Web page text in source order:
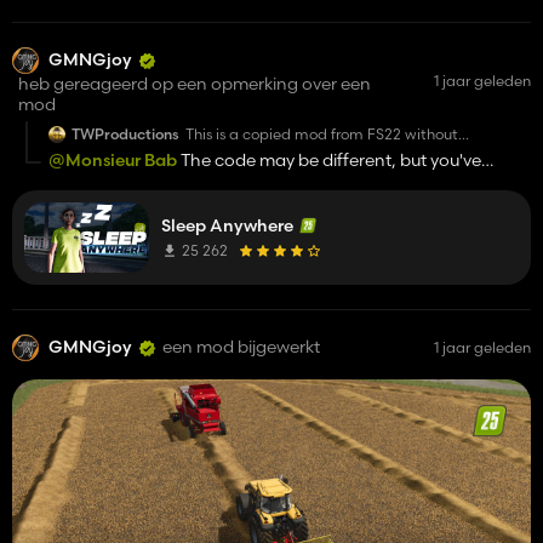
GMNGjoy
heb gereageerd op een opmerking over een
mod
1 jaar geleden
TWProductions This is a copied mod from FS22 without
permission. You have no rights to the original
modders code. Please remove this mod.
@Monsieur BabThe code may be different, but you've
the original modder.
simulator.com/mod.php?mod_id=224402&title=fs2022
Sleep Anywhere
25 262
GMNGjoy een mod bijgewerkt 1 jaar geleden